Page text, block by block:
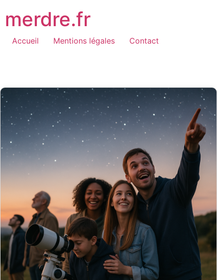
au
contenu
merdre.fr
Accueil Mentions légales Contact